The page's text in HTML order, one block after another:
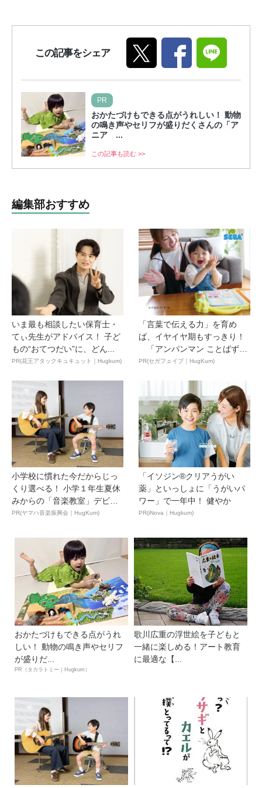
この記事をシェア
PR
おかたづけもできる点がうれしい！ 動物
の鳴き声やセリフが盛りだくさんの「ア
ニア ...
この記事も読む >>
編集部おすすめ
いま最も相談したい保育士・
てぃ先生がアドバイス！ 子ど
もの“おてつだい”に、どん...
PR(花王アタックキュキュット｜Hugkum)
「言葉で伝える力」を育め
ば、イヤイヤ期もすっきり！
「アンパンマン ことばずか
ん...
PR(セガフェイブ｜HugKum)
小学校に慣れた今だからじっ
くり選べる！ 小学１年生夏休
みからの「音楽教室」デビ
ュ...
PR(ヤマハ音楽振興会｜HugKum)
「イソジン®クリアうがい
薬」といっしょに「うがいパ
ワー」で一年中！ 健やか
PR(iNova｜Hugkum)
おかたづけもできる点がうれ
しい！ 動物の鳴き声やセリフ
が盛りだ...
PR（タカラトミー｜Hugkum）
歌川広重の浮世絵を子どもと
一緒に楽しめる！アート教育
に最適な【...